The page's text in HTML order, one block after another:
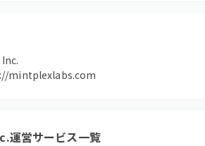
mintplexlabs.com
運営サービス一覧